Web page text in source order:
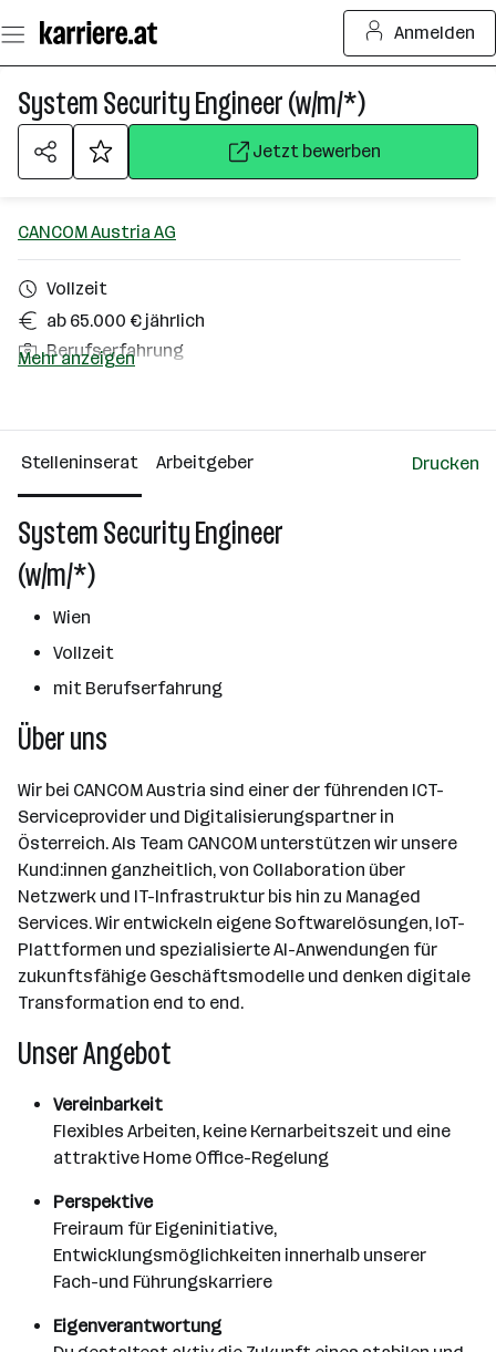
Seiteninhalt
springen
Anmelden
System Security Engineer (w/m/*)
Jetzt bewerben
CANCOM Austria AG
Vollzeit
ab 65.000 € jährlich
Berufserfahrung
501 - 2500 Mitarbeiter*innen
Mehr anzeigen
Stelleninserat Arbeitgeber Drucken
System Security Engineer
(w/m/*)
Wien
Vollzeit
mit Berufserfahrung
Über uns
Wir bei CANCOM Austria sind einer der führenden ICT-
Serviceprovider und Digitalisierungspartner in
Österreich. Als Team CANCOM unterstützen wir unsere
Kund:innen ganzheitlich, von Collaboration über
Netzwerk und IT-Infrastruktur bis hin zu Managed
Services. Wir entwickeln eigene Softwarelösungen, IoT-
Plattformen und spezialisierte AI-Anwendungen für
zukunftsfähige Geschäftsmodelle und denken digitale
Transformation end to end.
Unser Angebot
Vereinbarkeit
Flexibles Arbeiten, keine Kernarbeitszeit und eine
attraktive Home Office-Regelung
Perspektive
Freiraum für Eigeninitiative,
Entwicklungsmöglichkeiten innerhalb unserer
Fach-und Führungskarriere
Eigenverantwortung